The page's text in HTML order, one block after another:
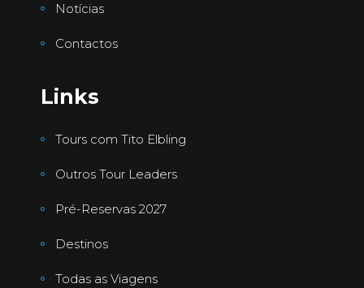
Notícias
Contactos
Links
Tours com Tito Elbling
Outros Tour Leaders
Pré-Reservas 2027
Destinos
Todas as Viagens